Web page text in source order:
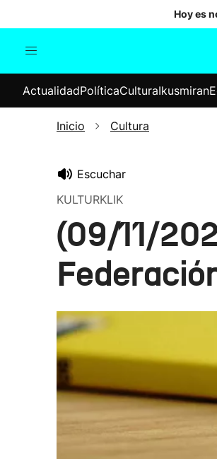
Hoy es
Internacional
Elecciones
ActualidadPolíticaCulturaIkusmiran
Inicio Cultura
Escuchar
KULTURKLIK
(09/11/